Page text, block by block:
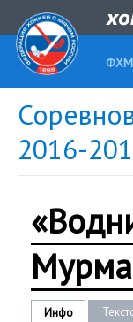
2016-
Инфо